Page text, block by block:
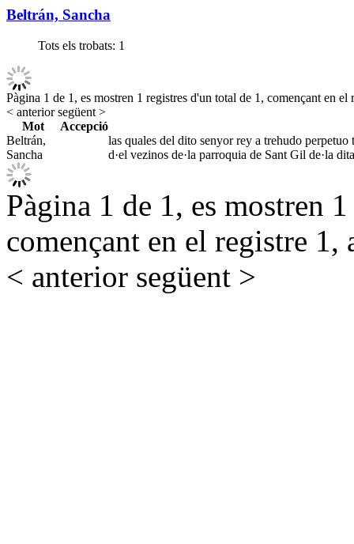
Beltrán, Sancha
Tots els trobats: 1
Pàgina 1 de 1, es mostren 1 registres d'un total de 1, començant en el
< anteriorsegüent >
Mot
Accepció
Beltrán,
Sancha
las quales del dito senyor rey a trehudo
d·el vezinos de·la parroquia de Sant Gil de·la
Pàgina 1 de 1, es mostren
començant en el registre 1,
< anterior següent >